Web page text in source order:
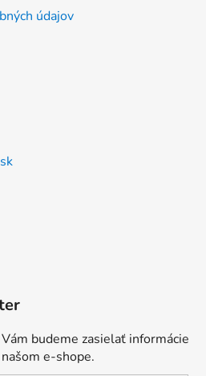
údajov
budeme zasielať informácie
e-shope.